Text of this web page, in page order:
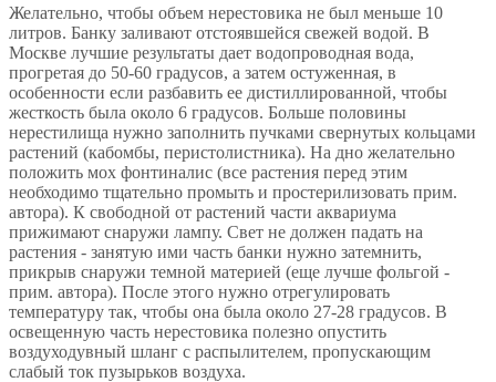
Желательно, чтобы объем нерестовика не был меньше 10
литров. Банку заливают отстоявшейся свежей водой. В
Москве лучшие результаты дает водопроводная вода,
прогретая до 50-60 градусов, а затем остуженная, в
особенности если разбавить ее дистиллированной, чтобы
жесткость была около 6 градусов. Больше половины
нерестилища нужно заполнить пучками свернутых кольцами
растений (кабомбы, перистолистника). На дно желательно
положить мох фонтиналис (все растения перед этим
необходимо тщательно промыть и простерилизовать прим.
автора). К свободной от растений части аквариума
прижимают снаружи лампу. Свет не должен падать на
растения - занятую ими часть банки нужно затемнить,
прикрыв снаружи темной материей (еще лучше фольгой -
прим. автора). После этого нужно отрегулировать
температуру так, чтобы она была около 27-28 градусов. В
освещенную часть нерестовика полезно опустить
воздуходувный шланг с распылителем, пропускающим
слабый ток пузырьков воздуха.